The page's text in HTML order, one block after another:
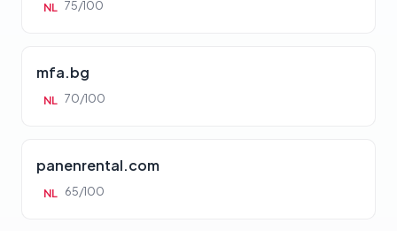
NL 75/100
mfa.bg
NL 70/100
panenrental.com
NL 65/100